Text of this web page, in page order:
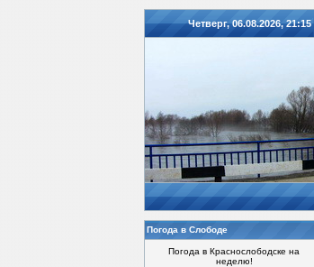
Четверг, 06.08.2026, 21:15
Погода в Слободе
Погода в Краснослободске на
неделю!